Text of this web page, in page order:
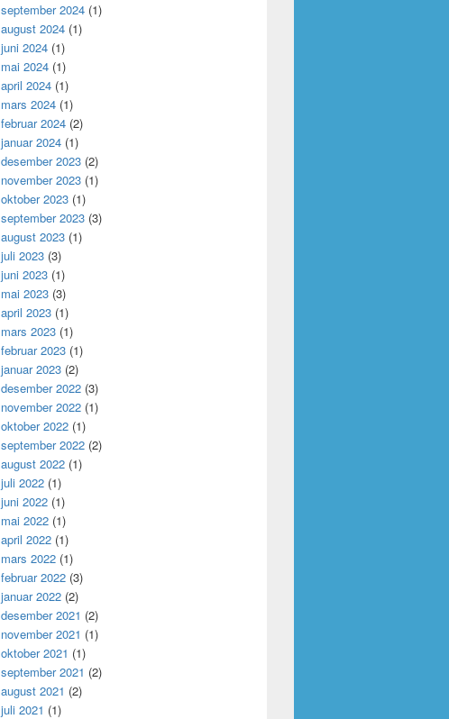
september 2024 (1)
august 2024 (1)
juni 2024 (1)
mai 2024 (1)
april 2024 (1)
mars 2024 (1)
februar 2024 (2)
januar 2024 (1)
desember 2023 (2)
november 2023 (1)
oktober 2023 (1)
september 2023 (3)
august 2023 (1)
juli 2023 (3)
juni 2023 (1)
mai 2023 (3)
april 2023 (1)
mars 2023 (1)
februar 2023 (1)
januar 2023 (2)
desember 2022 (3)
november 2022 (1)
oktober 2022 (1)
september 2022 (2)
august 2022 (1)
juli 2022 (1)
juni 2022 (1)
mai 2022 (1)
april 2022 (1)
mars 2022 (1)
februar 2022 (3)
januar 2022 (2)
desember 2021 (2)
november 2021 (1)
oktober 2021 (1)
september 2021 (2)
august 2021 (2)
juli 2021 (1)